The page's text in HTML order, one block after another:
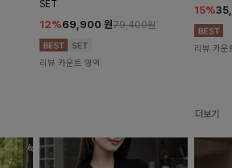
SET
12%69,900 원79,400원
리뷰 카운트 영역
15%
리뷰 카운
더보기